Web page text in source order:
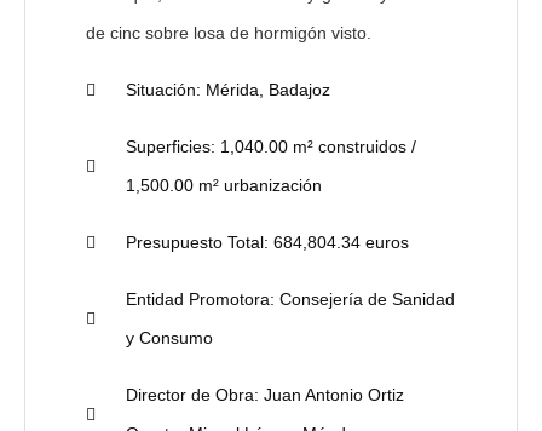
de cinc sobre losa de hormigón visto.
Situación: Mérida, Badajoz
Superficies: 1,040.00 m² construidos /
1,500.00 m² urbanización
Presupuesto Total: 684,804.34 euros
Entidad Promotora: Consejería de Sanidad
y Consumo
Director de Obra: Juan Antonio Ortiz